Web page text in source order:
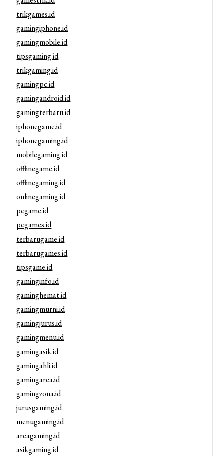
trikgames.id
gamingiphone.id
gamingmobile.id
tipsgaming.id
trikgaming.id
gamingpc.id
gamingandroid.id
gamingterbaru.id
iphonegame.id
iphonegaming.id
mobilegaming.id
offlinegame.id
offlinegaming.id
onlinegaming.id
pcgame.id
pcgames.id
terbarugame.id
terbarugames.id
tipsgame.id
gaminginfo.id
gaminghemat.id
gamingmurni.id
gamingjurus.id
gamingmenu.id
gamingasik.id
gamingahli.id
gamingarea.id
gamingzona.id
jurusgaming.id
menugaming.id
areagaming.id
asikgaming.id